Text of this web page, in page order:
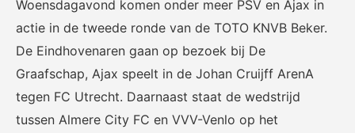
Woensdagavond komen onder meer PSV en Ajax in
actie in de tweede ronde van de TOTO KNVB Beker.
De Eindhovenaren gaan op bezoek bij De
Graafschap, Ajax speelt in de Johan Cruijff ArenA
tegen FC Utrecht. Daarnaast staat de wedstrijd
tussen Almere City FC en VVV-Venlo op het